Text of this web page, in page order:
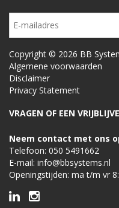
Copyright © 2026 BB
Algemene voorwaarden
Disclaimer
Privacy Statement
VRAGEN OF EEN
Neem contact met ons
Telefoon: 050 5491662
E-mail: info@bbsystems.nl
Openingstijden: ma t/m vr